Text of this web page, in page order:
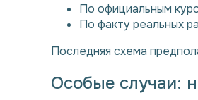
По официальным
По факту реальных
Последняя схема
Особые случаи: